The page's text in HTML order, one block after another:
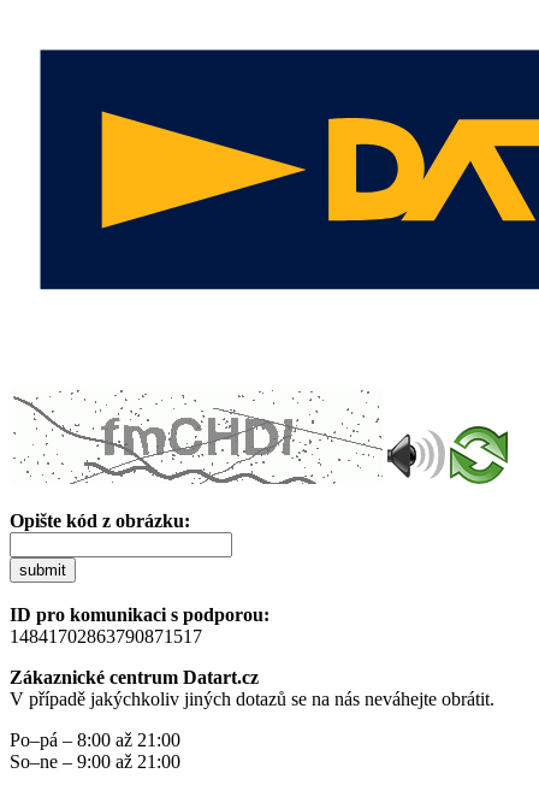
Opište kód z obrázku:
submit
ID pro komunikaci s podporou:
14841702863790871517
Zákaznické centrum Datart.cz
V případě jakýchkoliv jiných dotazů se na nás neváhejte obrátit.
Po–pá – 8:00 až 21:00
So–ne – 9:00 až 21:00